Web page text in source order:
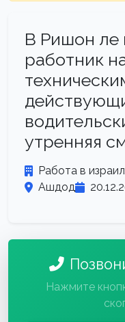
В Ришон ле
работник
утренняя
Работа в
Ашдод
Нажмите